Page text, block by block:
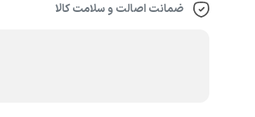
ضمانت اصالت و سلامت کالا